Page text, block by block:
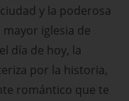
y la poderosa
iglesia de
día de hoy, la
por la historia,
romántico que te